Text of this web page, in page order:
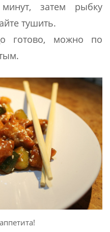
затем рыбку
тушить.
готово, можно по